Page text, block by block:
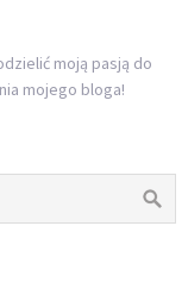
moją pasją do
mojego bloga!